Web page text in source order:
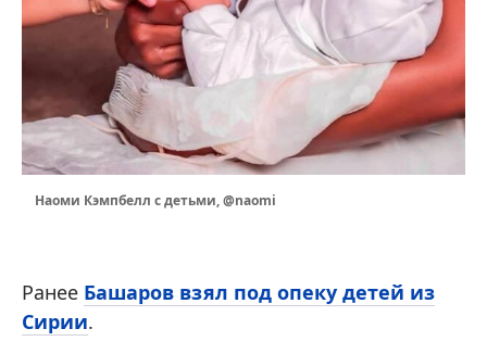
Наоми Кэмпбелл с детьми, @naomi
Ранее Башаров взял под опеку детей из
Сирии.